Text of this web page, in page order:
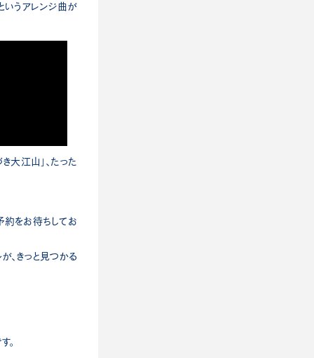
いうアレンジ曲が
大江山」、たった
約をお待ちしてお
、きっと見つかる
。